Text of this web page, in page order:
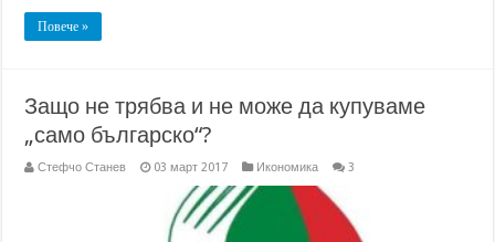
Повече »
Защо не трябва и не може да купуваме
„само българско“?
Стефчо Станев 03 март 2017 Икономика 3